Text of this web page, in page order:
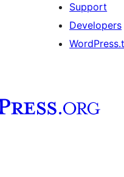
Support
Developers